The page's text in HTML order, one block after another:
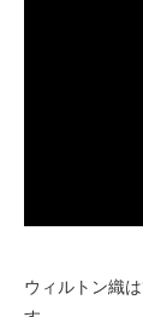
ウィルトン織